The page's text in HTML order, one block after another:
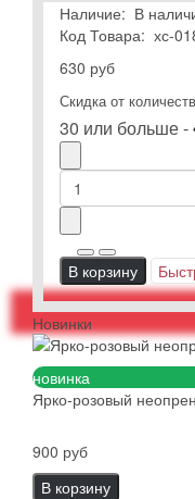
Наличие: В
Код Товара: хс-
630 руб
Скидка от
30 или больше -
В корзину
Новинки
новинка
Ярко-розовый
900 руб
В корзину